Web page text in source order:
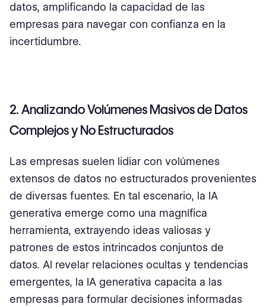
datos, amplificando la capacidad de las
empresas para navegar con confianza en la
incertidumbre.
2. Analizando Volúmenes Masivos de Datos
Complejos y No Estructurados
Las empresas suelen lidiar con volúmenes
extensos de datos no estructurados provenientes
de diversas fuentes. En tal escenario, la IA
generativa emerge como una magnífica
herramienta, extrayendo ideas valiosas y
patrones de estos intrincados conjuntos de
datos. Al revelar relaciones ocultas y tendencias
emergentes, la IA generativa capacita a las
empresas para formular decisiones informadas